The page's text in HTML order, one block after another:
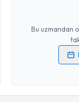
Bu uzmandan
Kişisel verilerimin
Randevu Takvimi